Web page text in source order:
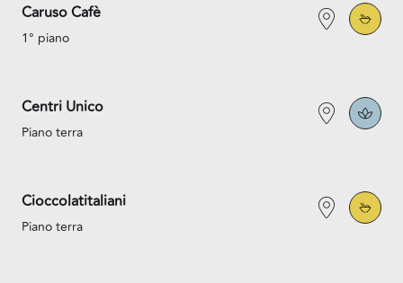
Caruso Cafè
1° piano
Centri Unico
Piano terra
Cioccolatitaliani
Piano terra